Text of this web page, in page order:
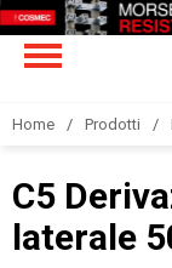
Home Prodotti
C5
laterale